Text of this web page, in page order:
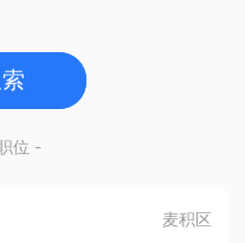
位 -
麦积区